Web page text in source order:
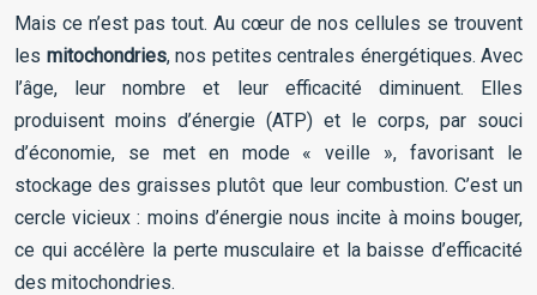
Mais ce n’est pas tout. Au cœur de nos cellules se trouvent
les mitochondries, nos petites centrales énergétiques. Avec
l’âge, leur nombre et leur efficacité diminuent. Elles
produisent moins d’énergie (ATP) et le corps, par souci
d’économie, se met en mode « veille », favorisant le
stockage des graisses plutôt que leur combustion. C’est un
cercle vicieux : moins d’énergie nous incite à moins bouger,
ce qui accélère la perte musculaire et la baisse d’efficacité
des mitochondries.